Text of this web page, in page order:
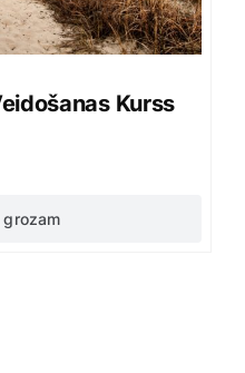
Kurss
grozam